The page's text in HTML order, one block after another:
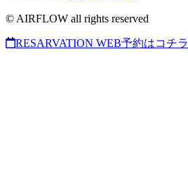
© AIRFLOW all rights reserved
RESARVATION WEB予約はコチラ